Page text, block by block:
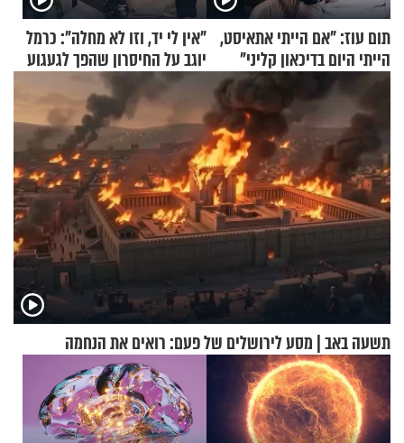
תום עוז: "אם הייתי אתאיסט,
הייתי היום בדיכאון קליני"
"אין לי יד, וזו לא מחלה": כרמל
יוגב על החיסרון שהפך לגעגוע
תשעה באב | מסע לירושלים של פעם: רואים את הנחמה